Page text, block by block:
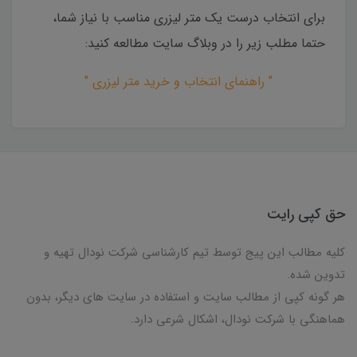
برای انتخاب درست یک متر لیزری مناسب با نیاز شما،
حتما مطلب زیر را در وبلاگ سایت مطالعه کنید:
" راهنمای انتخاب و خرید متر لیزری "
حق کپی رایت
کلیه مطالب این پیج توسط تیم کارشناسی شرکت نودال تهیه و
تدوین شده.
هر گونه کپی از مطالب سایت و استفاده در سایت های دیگر، بدون
هماهنگی با شرکت نودال، اشکال شرعی دارد.